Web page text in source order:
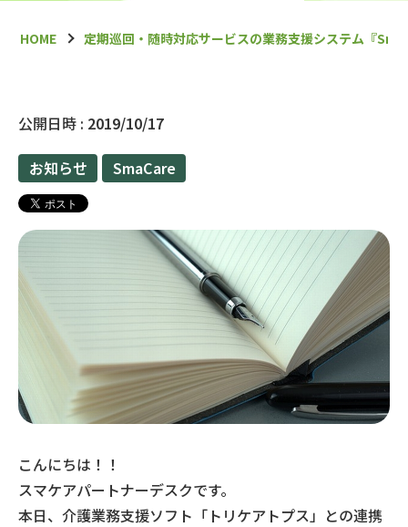
HOME 定期巡回・随時対応サービスの業務支援システム『
公開日時 : 2019/10/17
お知らせ SmaCare
こんにちは！！
スマケアパートナーデスクです。
本日、介護業務支援ソフト「トリケアトプス」との連携